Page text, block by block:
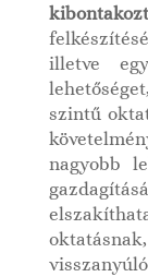
illetve
szintű
nagyobb